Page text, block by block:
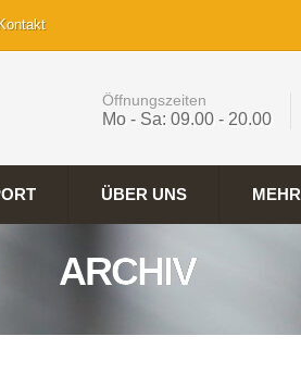
Kontakt
Öffnungszeiten
Mo - Sa: 09.00 - 20.00
ÜBER UNS MEHR
ARCHIV